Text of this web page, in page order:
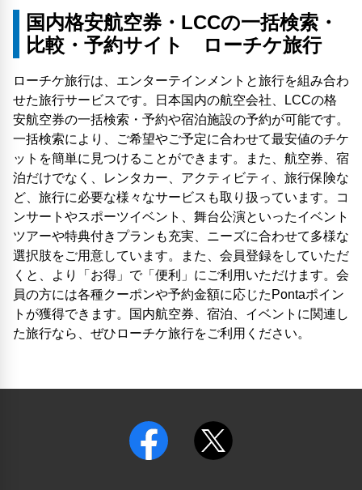
国内格安航空券・LCCの一括検索・
比較・予約サイト ローチケ旅行
ローチケ旅行は、エンターテインメントと旅行を組み合わ
せた旅行サービスです。日本国内の航空会社、LCCの格
安航空券の一括検索・予約や宿泊施設の予約が可能です。
一括検索により、ご希望やご予定に合わせて最安値のチケ
ットを簡単に見つけることができます。また、航空券、宿
泊だけでなく、レンタカー、アクティビティ、旅行保険な
ど、旅行に必要な様々なサービスも取り扱っています。コ
ンサートやスポーツイベント、舞台公演といったイベント
ツアーや特典付きプランも充実、ニーズに合わせて多様な
選択肢をご用意しています。また、会員登録をしていただ
くと、より「お得」で「便利」にご利用いただけます。会
員の方には各種クーポンや予約金額に応じたPontaポイン
トが獲得できます。国内航空券、宿泊、イベントに関連し
た旅行なら、ぜひローチケ旅行をご利用ください。